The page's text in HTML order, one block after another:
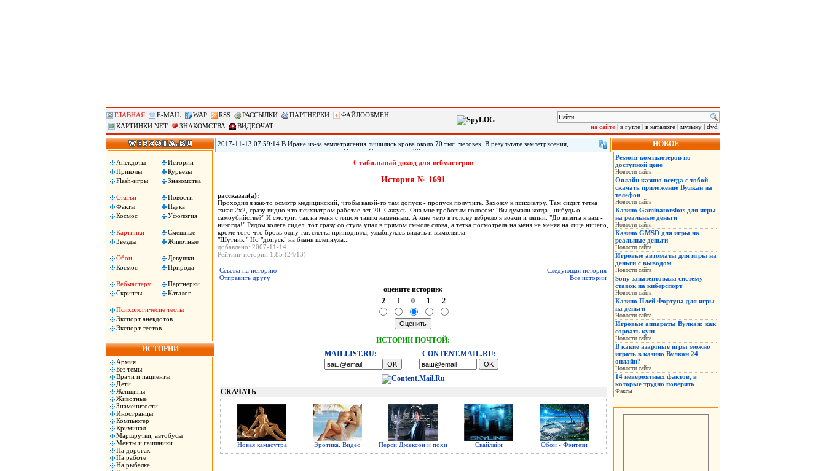
ГЛАВНАЯ E-MAIL WAP RSS РАССЫЛКИ ПАРТНЕРКИ
ФАЙЛООБМЕН
КАРТИНКИ.NET
ЗНАКОМСТВА ВИДЕОЧАТ на сайте | в гугле | в каталоге | музыку | dvd
Анекдоты
Истории
Приколы
Курьезы
Flash-игры
Знакомства
Статьи
Новости
Факты
Наука
Космос
Уфология
Картинки
Смешные
Звезды
Животные
Обои
Девушки
Космос
Природа
Вебмастеру
Партнерки
Скрипты
Каталог
Психологичесие тесты
Экспорт анекдотов
Экспорт тестов
ИСТОРИИ
Армия
Без темы
Врачи и пациенты
Дети
Женщины
Животные
Знаменитости
Иностранцы
Компьютер
Криминал
Маршрутки, автобусы
Менты и гаишники
На дорогах
На работе
На рыбалке
2017-11-13 07:59:14 В Иране из-за землетрясения лишились крова около 70 тыс. человек. В результате землетрясения,
произошедшего в воскресенье на границе Ирана с Ираком, около 70 тыс. человек лишились крова и срочно нуждаются во
временном жилье, сообщил источник в иранском Красном Полумесяце. В организации уточнили, что эта цифра может
Стабильный доход для вебмастеров
История № 1691
рассказал(а):
Проходил я как-то осмотр медицинский, чтобы какой-то там допуск - пропуск получить. Захожу к психиатру. Там сидит тетка
такая 2х2, сразу видно что психиатром работае лет 20. Сажусь. Она мне гробовым голосом: "Вы думали когда - нибудь о
самоубийстве?" И смотрит так на меня с лицом таким каменным. А мне чето в голову взбрело я возми и ляпни: "До визита к вам -
никогда!" Рядом колега сидел, тот сразу со стула упал в прямом смысле слова, а тетка посмотрела на меня не меняя на лице ничего,
кроме того что бровь одну так слегка приподняла, улыбнулась видать и вымолвила:
"Шутник." Но "допуск" на бланк шлепнула...
добавлено: 2007-11-14
Рейтинг истории 1.85 (24/13)
Ссылка на историю
Отправить другу
Следующая история
Все истории
оцените историю:
-2
-1 0 1 2
ИСТОРИИ ПОЧТОЙ:
MAILLIST.RU:
CONTENT.MAIL.RU:
СКАЧАТЬ
Новая камасутра Эротика. Видео Перси Джексон и похи Скайлайн Обои - Фэнтези
НОВОЕ
Ремонт компьютеров по
доступной цене
Новости сайта
Онлайн казино всегда с тобой -
скачать приложение Вулкан на
телефон
Новости сайта
Казино Gaminatorslots для игры
на реальные деньги
Новости сайта
Казино GMSD для игры на
реальные деньги
Новости сайта
Игровые автоматы для игры на
деньги с выводом
Новости сайта
Sony запатентовала систему
ставок на киберспорт
Новости сайта
Казино Плей Фортуна для игры
на деньги
Новости сайта
Игровые аппараты Вулкан: как
сорвать куш
Новости сайта
В какие азартные игры можно
играть в казино Вулкан 24
онлайн?
Новости сайта
14 невероятных фактов, в
которые трудно поверить
Факты